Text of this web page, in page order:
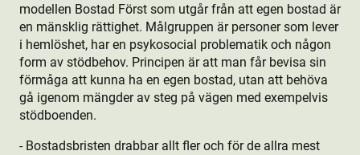
modellen Bostad Först som utgår från att egen bostad är
en mänsklig rättighet. Målgruppen är personer som lever
i hemlöshet, har en psykosocial problematik och någon
form av stödbehov. Principen är att man får bevisa sin
förmåga att kunna ha en egen bostad, utan att behöva
gå igenom mängder av steg på vägen med exempelvis
stödboenden.
- Bostads­bristen drabbar allt fler och för de allra mest